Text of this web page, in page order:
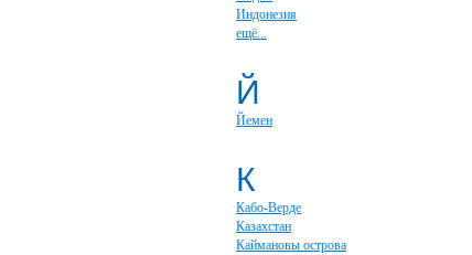
Индонезия
ещё...
Й
Йемен
К
Кабо-Верде
Казахстан
Каймановы острова